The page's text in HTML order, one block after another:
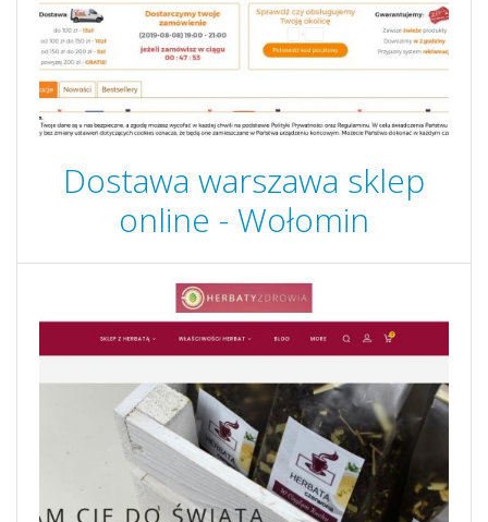
Dostawa warszawa sklep
online - Wołomin